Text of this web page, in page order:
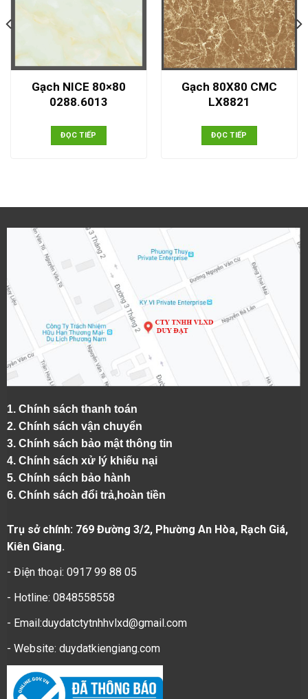
Gạch NICE 80×80
0288.6013
ĐỌC TIẾP
Gạch 80X80 CMC
LX8821
ĐỌC TIẾP
1. Chính sách thanh toán
2. Chính sách vận chuyển
3. Chính sách bảo mật thông tin
4. Chính sách xử lý khiếu nại
5. Chính sách bảo hành
6. Chính sách đổi trả,hoàn tiền
Trụ sở chính: 769 Đường 3/2, Phường An Hòa, Rạch Giá,
Kiên Giang.
- Điện thoại: 0917 99 88 05
- Hotline: 0848558558
- Email:duydatctytnhhvlxd@gmail.com
- Website: duydatkiengiang.com